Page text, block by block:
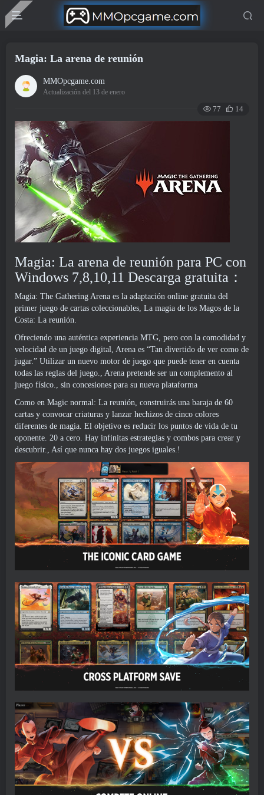
Magia: La arena de reunión
MMOpcgame.com
Actualización del 13 de enero
77 14
Magia: La arena de reunión para PC con
Windows 7,8,10,11 Descarga gratuita：
Magia: The Gathering Arena es la adaptación online gratuita del
primer juego de cartas coleccionables, La magia de los Magos de la
Costa: La reunión.
Ofreciendo una auténtica experiencia MTG, pero con la comodidad y
velocidad de un juego digital, Arena es “Tan divertido de ver como de
jugar.” Utilizar un nuevo motor de juego que puede tener en cuenta
todas las reglas del juego., Arena pretende ser un complemento al
juego físico., sin concesiones para su nueva plataforma
Como en Magic normal: La reunión, construirás una baraja de 60
cartas y convocar criaturas y lanzar hechizos de cinco colores
diferentes de magia. El objetivo es reducir los puntos de vida de tu
oponente. 20 a cero. Hay infinitas estrategias y combos para crear y
descubrir., Así que nunca hay dos juegos iguales.!